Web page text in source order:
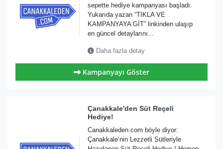
sepette hediye kampanyası başladı.
Yukarıda yazan “TIKLA VE
KAMPANYAYA GİT” linkinden ulaşıp
en güncel detaylarını...
Daha fazla detay
Kampanyayı Göster
Çanakkale'den Süt Reçeli
Hediye!
Canakkaleden.com böyle diyor:
Çanakkale’nin Lezzetli Sütleriyle